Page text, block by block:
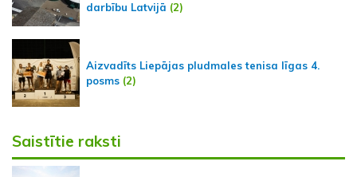
darbību Latvijā (2)
Aizvadīts Liepājas pludmales tenisa līgas 4.
posms (2)
Saistītie raksti